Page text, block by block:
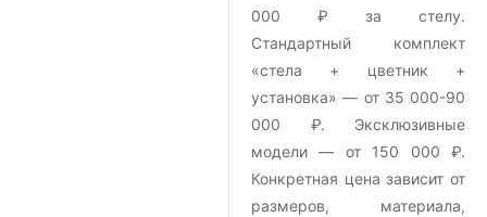
000 ₽ за стелу.
Стандартный комплект
«стела + цветник +
установка» — от 35 000-90
000 ₽. Эксклюзивные
модели — от 150 000 ₽.
Конкретная цена зависит от
размеров, материала,